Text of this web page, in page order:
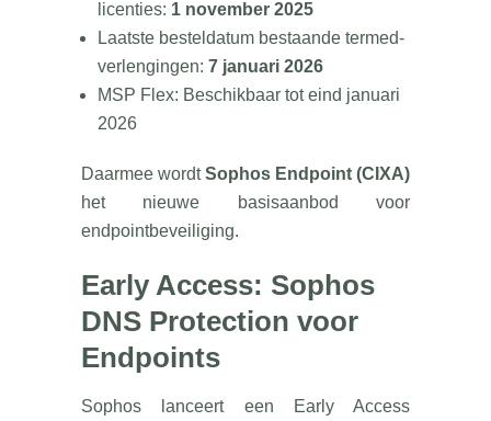
licenties: 1 november 2025
Laatste besteldatum bestaande termed-
verlengingen: 7 januari 2026
MSP Flex: Beschikbaar tot eind januari
2026
Daarmee wordtSophos Endpoint (CIXA)
het nieuwe basisaanbod voor
endpointbeveiliging.
Early Access: Sophos
DNS Protection voor
Endpoints
Sophos lanceert een Early Access